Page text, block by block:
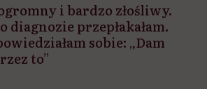
i bardzo złośliwy.
diagnozie przepłakałam.
sobie: „Dam
to”